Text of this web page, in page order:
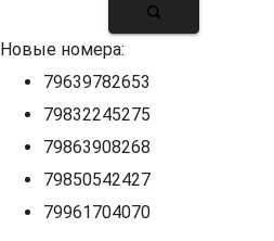
Новые номера:
79639782653
79832245275
79863908268
79850542427
79961704070